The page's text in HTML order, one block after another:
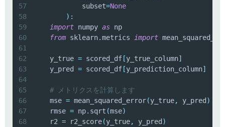
57
            subset
=None
58
) :
59
import numpy as
60
from sklearn.metrics import
61
62
    y_true
= scored_df [y_true_column]
63
    y_pred
= scored_df [y_prediction_column]
64
65
# メトリクスを計算します
66
    mse
= mean_squared_error(y_true, y_pred )
67
    rmse
= np. sqrt (mse)
68
    r2
= r2_score(y_true, y_pred )